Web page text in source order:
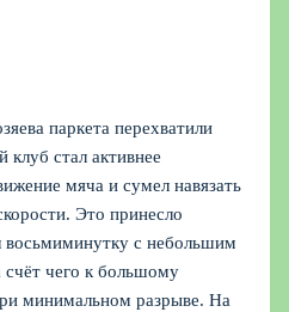
паркета перехватили
клуб стал активнее
мяча и сумел навязать
Это принесло
восьмиминутку с небольшим
чего к большому
минимальном разрыве. На